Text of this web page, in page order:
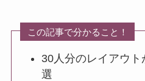
この記事で分かること！
30人分のレイアウ
選